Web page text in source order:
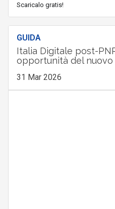
Scaricalo gratis!
GUIDA
Italia Digitale post-
opportunità del
31 Mar 2026